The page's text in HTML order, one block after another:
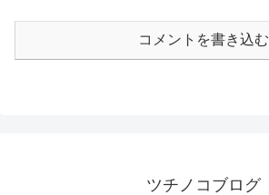
コメントを書き込む
ツチノコブログ